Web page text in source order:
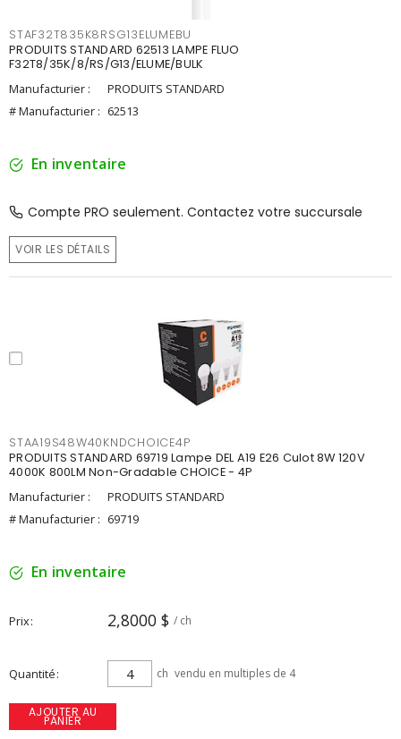
STAF32T835K8RSG13ELUMEBU
PRODUITS STANDARD 62513 LAMPE FLUO
F32T8/35K/8/RS/G13/ELUME/BULK
Manufacturier :
PRODUITS STANDARD
# Manufacturier : 62513
En inventaire
Compte PRO seulement. Contactez votre succursale
VOIR LES DÉTAILS
STAA19S48W40KNDCHOICE4P
PRODUITS STANDARD 69719 Lampe DEL A19 E26 Culot 8W 120V
4000K 800LM Non-Gradable CHOICE - 4P
Manufacturier :
PRODUITS STANDARD
# Manufacturier : 69719
En inventaire
Prix 2,8000 $ / ch
Quantité ch vendu en multiples de 4
AJOUTER AU
PANIER